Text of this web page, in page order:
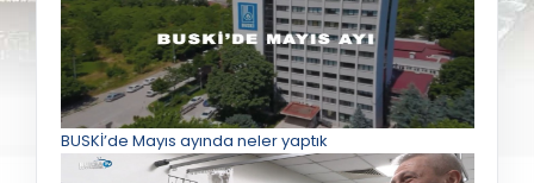
BUSKİ’de Mayıs ayında neler yaptık